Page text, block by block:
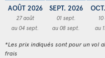
AOÛT 2026
27 août
au 04 sept.
SEPT. 2026
01 sept.
au 08 sept.
au
*Les prix indiqués sont pour un vol
frais